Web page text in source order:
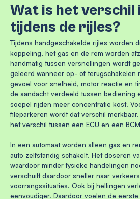
Wat is het verschil
tijdens de rijles?
Tijdens handgeschakelde rijles worden
koppeling, het gas en de rem worden
handmatig tussen versnellingen wordt
geleerd wanneer op- of terugschakelen
gevoel voor snelheid, motor reactie en
de aandacht verdeeld tussen bediening
soepel rijden meer concentratie kost.
fileparkeren wordt dat verschil
het verschil tussen een ECU en een
In een automaat worden alleen gas en
auto zelfstandig schakelt. Het doseren
waardoor minder fysieke handelingen
verschuift daardoor sneller naar
voorrangssituaties. Ook bij hellingen
eenvoudiger. Daardoor voelen de